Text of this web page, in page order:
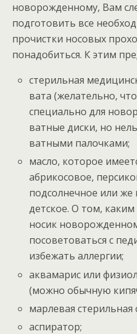
новорожденному, Вам
подготовить все
прочистки носовых
понадобиться. К этим
стерильная
вата (желательно,
специально для
ватные диски, но
ватными палочками;
масло, которое
абрикосовое,
подсолнечное или же
детское. О том,
носик
посоветоваться с
избежать аллергии;
аквамарис или
(можно обычную
марлевая стерильная
аспиратор;